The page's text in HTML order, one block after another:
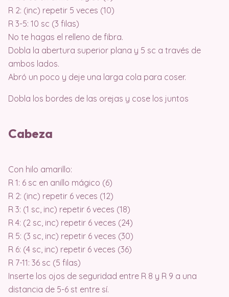
R 2: (inc) repetir 5 veces (10)
R 3-5: 10 sc (3 filas)
No te hagas el relleno de fibra.
Dobla la abertura superior plana y 5 sc a través de
ambos lados.
Abró un poco y deje una larga cola para coser.
Dobla los bordes de las orejas y cose los juntos
Cabeza
Con hilo amarillo:
R 1: 6 sc en anillo mágico (6)
R 2: (inc) repetir 6 veces (12)
R 3: (1 sc, inc) repetir 6 veces (18)
R 4: (2 sc, inc) repetir 6 veces (24)
R 5: (3 sc, inc) repetir 6 veces (30)
R 6: (4 sc, inc) repetir 6 veces (36)
R 7-11: 36 sc (5 filas)
Inserte los ojos de seguridad entre R 8 y R 9 a una
distancia de 5-6 st entre sí.